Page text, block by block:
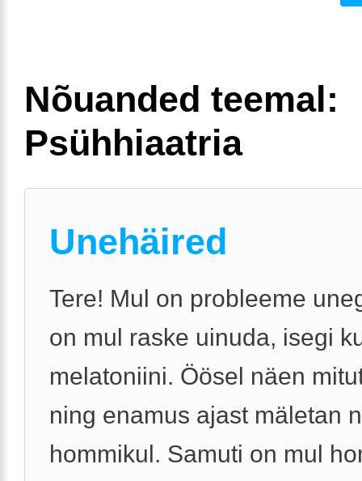
Nõuanded teemal:
Psühhiaatria
Unehäired
Tere! Mul on probleeme
on mul raske uinuda, isegi
melatoniini. Öösel näen
ning enamus ajast mäletan
hommikul. Samuti on mul